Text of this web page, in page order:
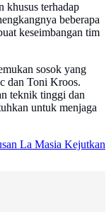
khusus terhadap
beberapa
keseimbangan tim
sosok yang
dan Toni Kroos.
teknik tinggi dan
untuk menjaga
La Masia Kejutkan